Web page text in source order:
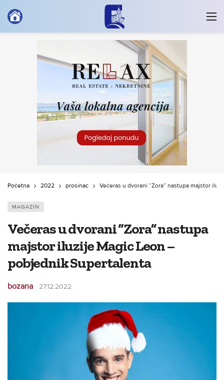
Početna 2022 prosinac Večeras u dvorani “Zora” nastupa majstor
MAGAZIN
Večeras u dvorani “Zora” nastupa
majstor iluzije Magic Leon –
pobjednik Supertalenta
bozana 27.12.2022